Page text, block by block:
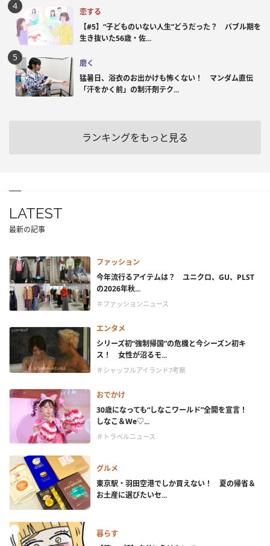
恋する
【#5】“子どものいない人生”どうだった？ バブル期を
生き抜いた56歳・佐...
磨く
猛暑日、浴衣のお出かけも怖くない！ マンダム直伝
「汗をかく前」の制汗剤テク...
ランキングをもっと見る
LATEST
最新の記事
ファッション
今年流行るアイテムは？ ユニクロ、GU、PLST
の2026年秋...
＃ファッションニュース
エンタメ
シリーズ初“強制帰国”の危機と今シーズン初キ
ス！ 女性が沼るモ...
＃シャッフルアイランド7考察
おでかけ
30歳になっても“しなこワールド”全開を宣言！
しなこ＆We♡...
＃トラベルニュース
グルメ
東京駅・羽田空港でしか買えない！ 夏の帰省＆
お土産に選びたいセ...
暮らす